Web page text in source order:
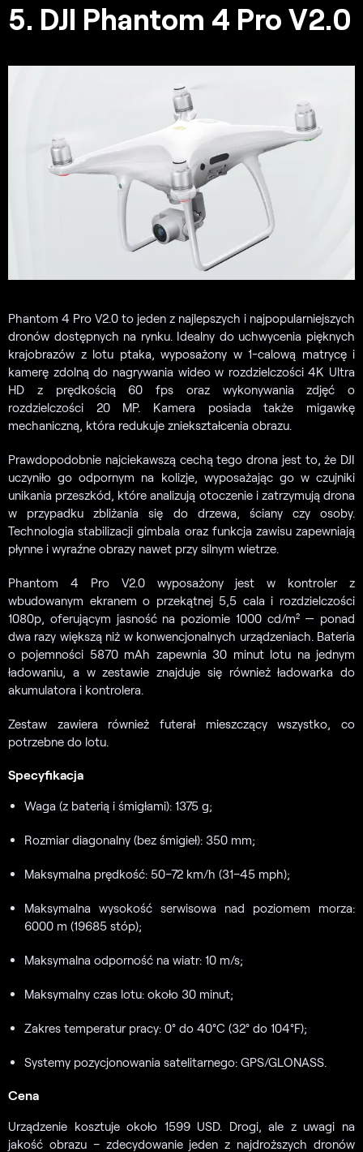
5. DJI Phantom 4 Pro V2.0
Phantom 4 Pro V2.0 to jeden z najlepszych i najpopularniejszych
dronów dostępnych na rynku. Idealny do uchwycenia pięknych
krajobrazów z lotu ptaka, wyposażony w 1-calową matrycę i
kamerę zdolną do nagrywania wideo w rozdzielczości 4K Ultra
HD z prędkością 60 fps oraz wykonywania zdjęć o
rozdzielczości 20 MP. Kamera posiada także migawkę
mechaniczną, która redukuje zniekształcenia obrazu.
Prawdopodobnie najciekawszą cechą tego drona jest to, że DJI
uczyniło go odpornym na kolizje, wyposażając go w czujniki
unikania przeszkód, które analizują otoczenie i zatrzymują drona
w przypadku zbliżania się do drzewa, ściany czy osoby.
Technologia stabilizacji gimbala oraz funkcja zawisu zapewniają
płynne i wyraźne obrazy nawet przy silnym wietrze.
Phantom 4 Pro V2.0 wyposażony jest w kontroler z
wbudowanym ekranem o przekątnej 5,5 cala i rozdzielczości
1080p, oferującym jasność na poziomie 1000 cd/m² — ponad
dwa razy większą niż w konwencjonalnych urządzeniach. Bateria
o pojemności 5870 mAh zapewnia 30 minut lotu na jednym
ładowaniu, a w zestawie znajduje się również ładowarka do
akumulatora i kontrolera.
Zestaw zawiera również futerał mieszczący wszystko, co
potrzebne do lotu.
Specyfikacja
Waga (z baterią i śmigłami): 1375 g;
Rozmiar diagonalny (bez śmigieł): 350 mm;
Maksymalna prędkość: 50–72 km/h (31–45 mph);
Maksymalna wysokość serwisowa nad poziomem morza:
6000 m (19685 stóp);
Maksymalna odporność na wiatr: 10 m/s;
Maksymalny czas lotu: około 30 minut;
Zakres temperatur pracy: 0° do 40°C (32° do 104°F);
Systemy pozycjonowania satelitarnego: GPS/GLONASS.
Cena
Urządzenie kosztuje około 1599 USD. Drogi, ale z uwagi na
jakość obrazu – zdecydowanie jeden z najdroższych dronów